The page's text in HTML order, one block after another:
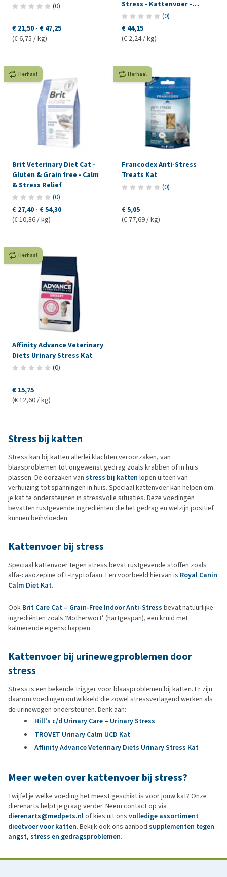
(0)
€ 21,50 - € 47,25
(€ 6,75 / kg)
Stress - Kattenvoer -
Stoofpotje (0)
€ 44,15
(€ 2,24 / kg)
Herhaal
Brit Veterinary Diet Cat -
Gluten & Grain free - Calm
& Stress Relief
(0)
€ 27,40 - € 54,30
(€ 10,86 / kg)
Herhaal
Francodex Anti-Stress
Treats Kat
(0)
€ 5,05
(€ 77,69 / kg)
Herhaal
Affinity Advance Veterinary
Diets Urinary Stress Kat
(0)
€ 15,75
(€ 12,60 / kg)
Stress bij katten
Stress kan bij katten allerlei klachten veroorzaken, van
blaasproblemen tot ongewenst gedrag zoals krabben of in huis
plassen. De oorzaken van stress bij katten lopen uiteen van
verhuizing tot spanningen in huis. Speciaal kattenvoer kan helpen om
je kat te ondersteunen in stressvolle situaties. Deze voedingen
bevatten rustgevende ingrediënten die het gedrag en welzijn positief
kunnen beïnvloeden.
Kattenvoer bij stress
Speciaal kattenvoer tegen stress bevat rustgevende stoffen zoals
alfa-casozepine of L-tryptofaan. Een voorbeeld hiervan is Royal Canin
Calm Diet Kat.
Ook Brit Care Cat – Grain-Free Indoor Anti-Stress bevat natuurlijke
ingrediënten zoals ‘Motherwort’ (hartgespan), een kruid met
kalmerende eigenschappen.
Kattenvoer bij urinewegproblemen door
stress
Stress is een bekende trigger voor blaasproblemen bij katten. Er zijn
daarom voedingen ontwikkeld die zowel stressverlagend werken als
de urinewegen ondersteunen. Denk aan:
Hill’s c/d Urinary Care – Urinary Stress
TROVET Urinary Calm UCD Kat
Affinity Advance Veterinary Diets Urinary Stress Kat
Meer weten over kattenvoer bij stress?
Twijfel je welke voeding het meest geschikt is voor jouw kat? Onze
dierenarts helpt je graag verder. Neem contact op via
dierenarts@medpets.nlof kies uit ons volledige assortiment
dieetvoer voor katten. Bekijk ook ons aanbod supplementen tegen
angst, stress en gedragsproblemen.